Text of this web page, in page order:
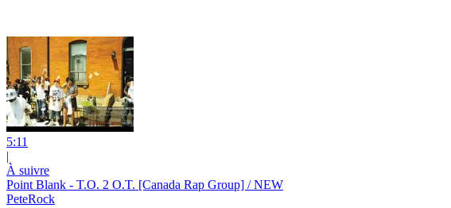
5:11
|
À suivre
Point Blank - T.O. 2 O.T. [Canada Rap Group] / NEW
PeteRock